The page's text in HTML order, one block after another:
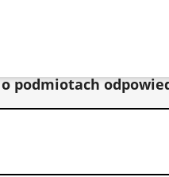
podmiotach